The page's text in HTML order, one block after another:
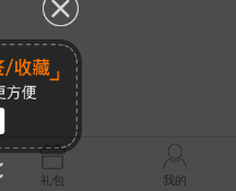
礼包 我的